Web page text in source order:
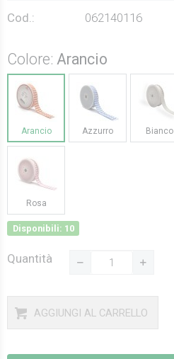
Cod.: 062140116
Colore: Arancio
Arancio Azzurro Bianco
Rosa
Disponibili: 10
Quantità
AGGIUNGI AL CARRELLO